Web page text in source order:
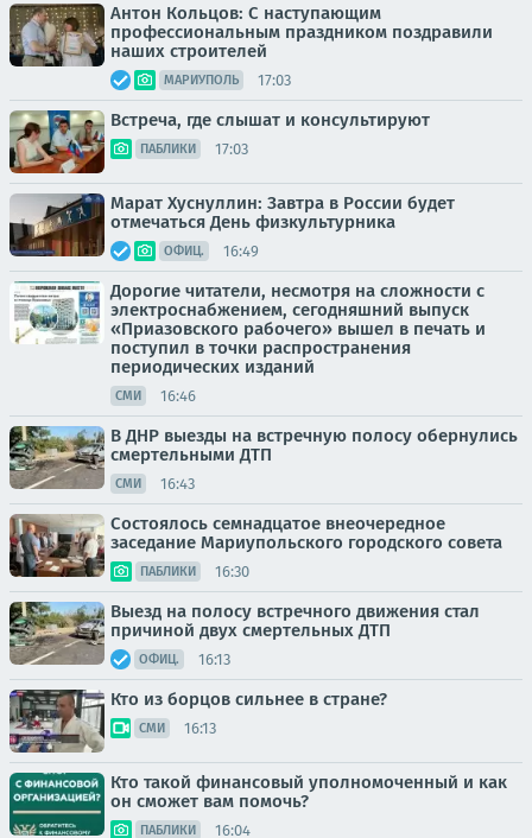
Антон Кольцов: С наступающим
профессиональным праздником поздравили
наших строителей
МАРИУПОЛЬ 17:03
Встреча, где слышат и консультируют
ПАБЛИКИ 17:03
Марат Хуснуллин: Завтра в России будет
отмечаться День физкультурника
ОФИЦ. 16:49
Дорогие читатели, несмотря на сложности с
электроснабжением, сегодняшний выпуск
«Приазовского рабочего» вышел в печать и
поступил в точки распространения
периодических изданий
СМИ 16:46
В ДНР выезды на встречную полосу обернулись
смертельными ДТП
СМИ 16:43
Состоялось семнадцатое внеочередное
заседание Мариупольского городского совета
ПАБЛИКИ 16:30
Выезд на полосу встречного движения стал
причиной двух смертельных ДТП
ОФИЦ. 16:13
Кто из борцов сильнее в стране?
СМИ 16:13
Кто такой финансовый уполномоченный и как
он сможет вам помочь?
ПАБЛИКИ 16:04